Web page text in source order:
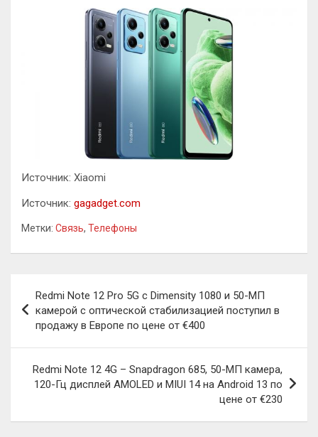
Источник: Xiaomi
Источник: gagadget.com
Метки: Связь, Телефоны
по
записям
Redmi Note 12 Pro 5G с Dimensity 1080 и 50-МП
камерой с оптической стабилизацией поступил в
продажу в Европе по цене от €400
Redmi Note 12 4G – Snapdragon 685, 50-МП камера,
120-Гц дисплей AMOLED и MIUI 14 на Android 13 по
цене от €230